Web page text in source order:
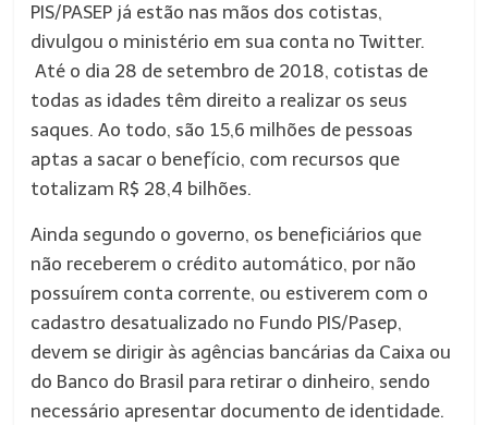
PIS/PASEP já estão nas mãos dos cotistas,
divulgou o ministério em sua conta no Twitter.
Até o dia 28 de setembro de 2018, cotistas de
todas as idades têm direito a realizar os seus
saques. Ao todo, são 15,6 milhões de pessoas
aptas a sacar o benefício, com recursos que
totalizam R$ 28,4 bilhões.
Ainda segundo o governo, os beneficiários que
não receberem o crédito automático, por não
possuírem conta corrente, ou estiverem com o
cadastro desatualizado no Fundo PIS/Pasep,
devem se dirigir às agências bancárias da Caixa ou
do Banco do Brasil para retirar o dinheiro, sendo
necessário apresentar documento de identidade.